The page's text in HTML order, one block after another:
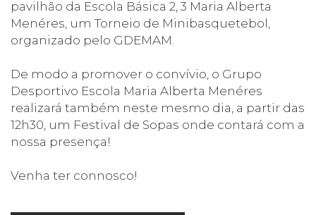
pavilhão da Escola Básica 2, 3 Maria Alberta
Menéres, um Torneio de Minibasquetebol,
organizado pelo GDEMAM.
De modo a promover o convívio, o Grupo
Desportivo Escola Maria Alberta Menéres
realizará também neste mesmo dia, a partir das
12h30, um Festival de Sopas onde contará com a
nossa presença!
Venha ter connosco!